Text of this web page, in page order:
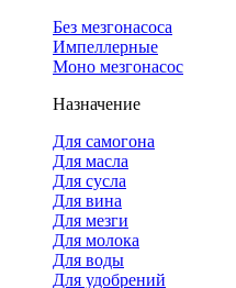
Без мезгонасоса
Импеллерные
Моно мезгонасос
Назначение
Для самогона
Для масла
Для сусла
Для вина
Для мезги
Для молока
Для воды
Для удобрений